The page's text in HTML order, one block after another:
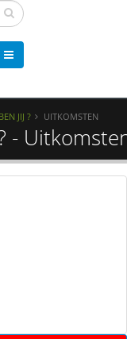
JIJ ? UITKOMSTEN
-